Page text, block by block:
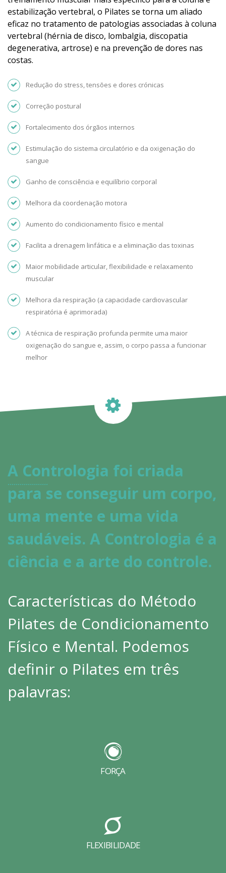
estabilização vertebral, o Pilates se torna um aliado
eficaz no tratamento de patologias associadas à coluna
vertebral (hérnia de disco, lombalgia, discopatia
degenerativa, artrose) e na prevenção de dores nas
costas.
Redução do stress, tensões e dores crónicas
Correção postural
Fortalecimento dos órgãos internos
Estimulação do sistema circulatório e da oxigenação do
sangue
Ganho de consciência e equilíbrio corporal
Melhora da coordenação motora
Aumento do condicionamento físico e mental
Facilita a drenagem linfática e a eliminação das toxinas
Maior mobilidade articular, flexibilidade e relaxamento
muscular
Melhora da respiração (a capacidade cardiovascular
respiratória é aprimorada)
A técnica de respiração profunda permite uma maior
oxigenação do sangue e, assim, o corpo passa a funcionar
melhor
A Contrologia foi criada
para se conseguir um corpo,
uma mente e uma vida
saudáveis. A Contrologia é a
ciência e a arte do controle.
Características do Método
Pilates de Condicionamento
Físico e Mental. Podemos
definir o Pilates em três
palavras:
FORÇA
FLEXIBILIDADE